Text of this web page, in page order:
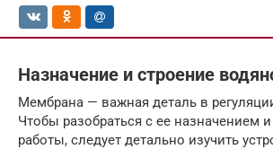
Назначение и строение
Мембрана — важная деталь в
Чтобы разобраться с ее назначением
работы, следует детально изучить